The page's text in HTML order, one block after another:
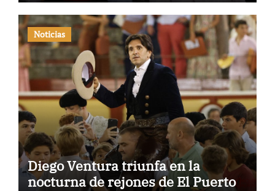
Noticias
Diego Ventura triunfa en la
nocturna de rejones de El Puerto